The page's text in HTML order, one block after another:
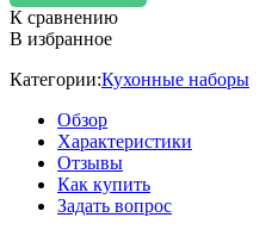
К сравнению
В избранное
Категории:Кухонные наборы
Обзор
Характеристики
Отзывы
Как купить
Задать вопрос